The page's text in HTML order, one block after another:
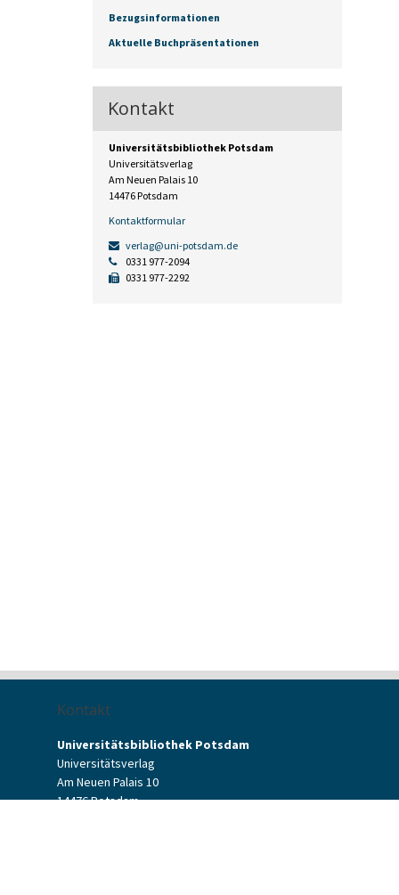
Bezugsinformationen
Aktuelle Buchpräsentationen
Kontakt
Universitätsbibliothek Potsdam
Universitätsverlag
Am Neuen Palais 10
14476 Potsdam
Kontaktformular
verlag@uni-potsdam.de
0331 977-2094
0331 977-2292
Kontakt
Universitätsbibliothek Potsdam
Universitätsverlag
Am Neuen Palais 10
14476 Potsdam